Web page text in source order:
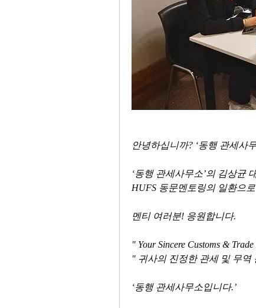
안녕하십니까? ‘동행 관세사
‘동행 관세사무소’의 김상균
HUFS 동문멘토링의 일환으
멘티 여러분! 응원합니다.
" Your Sincere Customs &
" 귀사의 진정한 관세 및 무역
‘동행 관세사무소입니다.’